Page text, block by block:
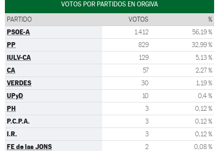
VOTOS POR PARTIDOS EN ORGIVA
PARTIDO VOTOS %
PSOE-A 1.412 56,19 %
PP 829 32,99 %
IULV-CA 129 5,13 %
CA 57 2,27 %
VERDES 30 1,19 %
UPyD 10 0,4 %
PH 3 0,12 %
P.C.P.A. 3 0,12 %
I.R. 3 0,12 %
FE de las JONS 2 0,08 %